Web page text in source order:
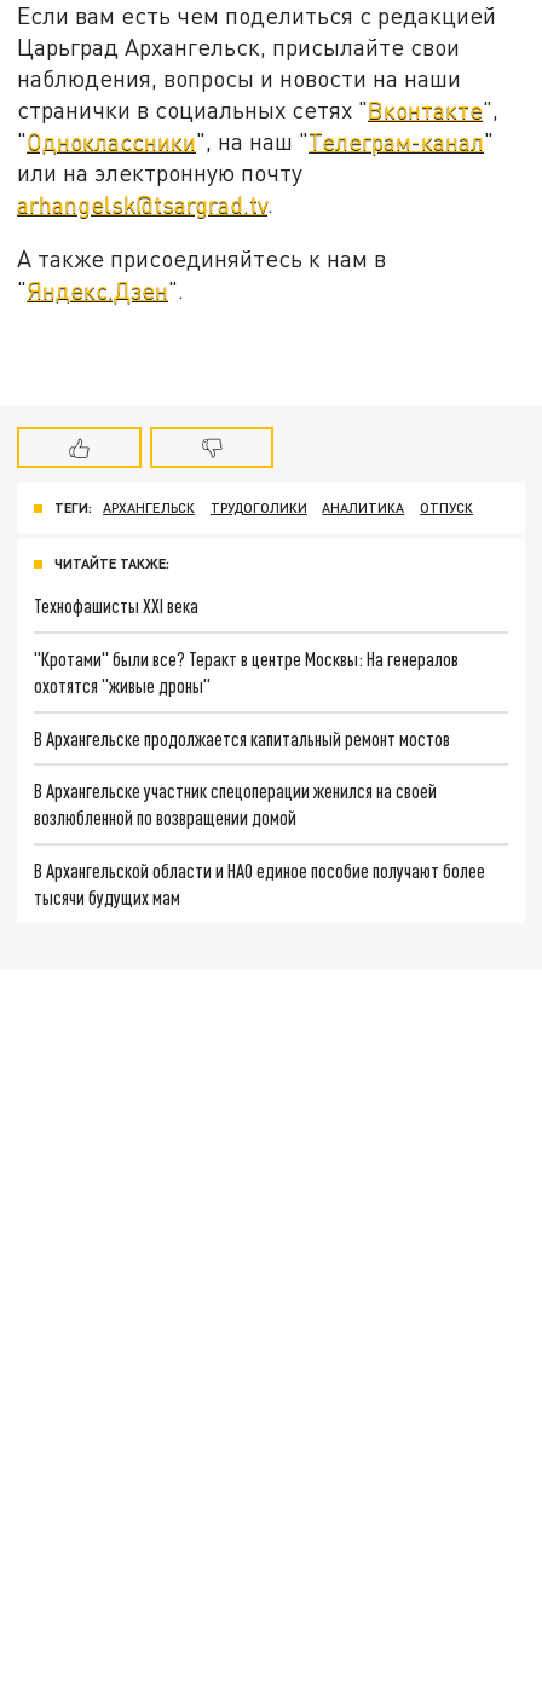
Если вам есть чем поделиться с редакцией
Царьград Архангельск, присылайте свои
наблюдения, вопросы и новости на наши
странички в социальных сетях "Вконтакте",
"Одноклассники", на наш "Телеграм-канал"
или на электронную почту
arhangelsk@tsargrad.tv.
А также присоединяйтесь к нам в
"Яндекс.Дзен".
ТЕГИ: АРХАНГЕЛЬСК ТРУДОГОЛИКИ АНАЛИТИКА ОТПУСК
ЧИТАЙТЕ ТАКЖЕ:
Технофашисты XXI века
"Кротами" были все? Теракт в центре Москвы: На генералов
охотятся "живые дроны"
В Архангельске продолжается капитальный ремонт мостов
В Архангельске участник спецоперации женился на своей
возлюбленной по возвращении домой
В Архангельской области и НАО единое пособие получают более
тысячи будущих мам